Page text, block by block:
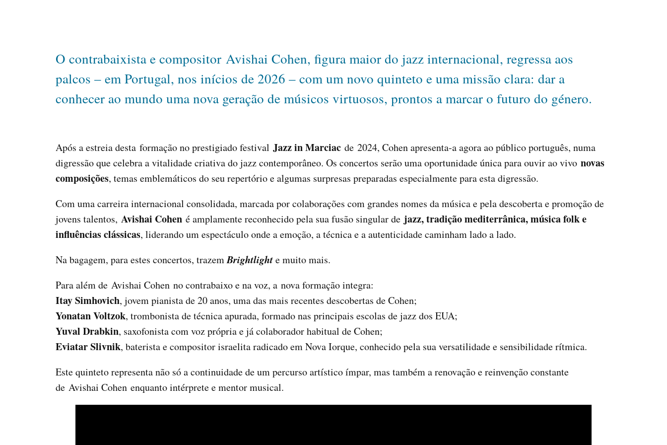
O contrabaixista e compositor Avishai Cohen, figura maior do jazz internacional, regressa aos
palcos – em Portugal, nos inícios de 2026 – com um novo quinteto e uma missão clara: dar a
conhecer ao mundo uma nova geração de músicos virtuosos, prontos a marcar o futuro do género.
Após a estreia desta formação no prestigiado festival Jazz in Marciac de 2024, Cohen apresenta-a agora ao público português, numa
digressão que celebra a vitalidade criativa do jazz contemporâneo. Os concertos serão uma oportunidade única para ouvir ao vivo novas
composições, temas emblemáticos do seu repertório e algumas surpresas preparadas especialmente para esta digressão.
Com uma carreira internacional consolidada, marcada por colaborações com grandes nomes da música e pela descoberta e promoção de
jovens talentos, Avishai Cohen é amplamente reconhecido pela sua fusão singular de jazz, tradição mediterrânica, música folk e
influências clássicas, liderando um espectáculo onde a emoção, a técnica e a autenticidade caminham lado a lado.
Na bagagem, para estes concertos, trazemBrightlighte muito mais.
Para além de Avishai Cohen no contrabaixo e na voz, a nova formação integra:
Itay Simhovich, jovem pianista de 20 anos, uma das mais recentes descobertas de Cohen;
Yonatan Voltzok, trombonista de técnica apurada, formado nas principais escolas de jazz dos EUA;
Yuval Drabkin, saxofonista com voz própria e já colaborador habitual de Cohen;
Eviatar Slivnik, baterista e compositor israelita radicado em Nova Iorque, conhecido pela sua versatilidade e sensibilidade rítmica.
Este quinteto representa não só a continuidade de um percurso artístico ímpar, mas também a renovação e reinvenção constante
de Avishai Cohen enquanto intérprete e mentor musical.